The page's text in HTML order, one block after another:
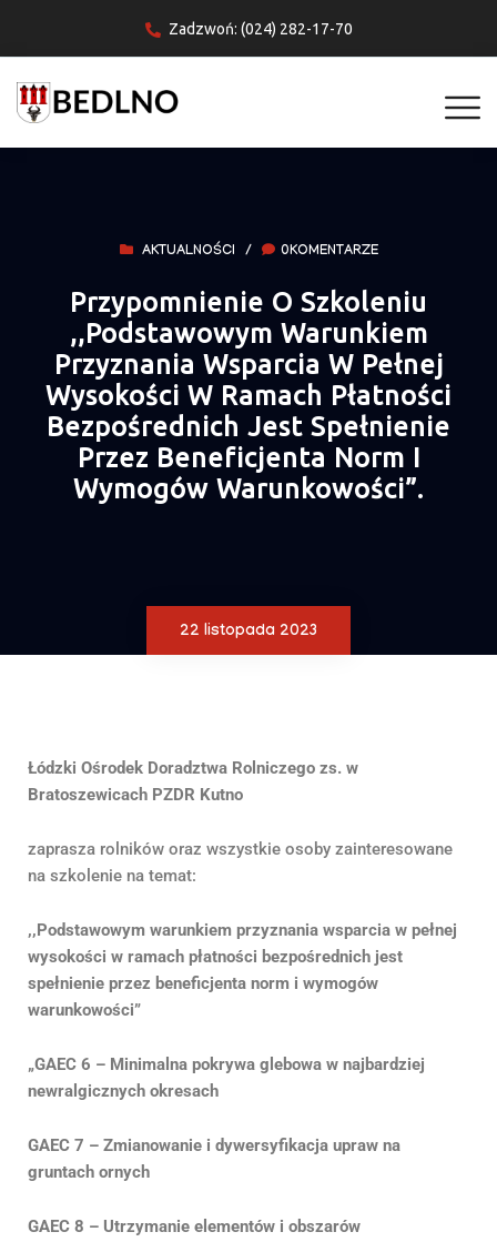
Zadzwoń: (024) 282-17-70
AKTUALNOŚCI / 0KOMENTARZE
Przypomnienie O Szkoleniu
,,Podstawowym Warunkiem
Przyznania Wsparcia W Pełnej
Wysokości W Ramach Płatności
Bezpośrednich Jest Spełnienie
Przez Beneficjenta Norm I
Wymogów Warunkowości”.
22 listopada 2023
Łódzki Ośrodek Doradztwa Rolniczego zs. w
Bratoszewicach PZDR Kutno
zaprasza rolników oraz wszystkie osoby zainteresowane
na szkolenie na temat:
,,Podstawowym warunkiem przyznania wsparcia w pełnej
wysokości w ramach płatności bezpośrednich jest
spełnienie przez beneficjenta norm i wymogów
warunkowości”
„GAEC 6 – Minimalna pokrywa glebowa w najbardziej
newralgicznych okresach
GAEC 7 – Zmianowanie i dywersyfikacja upraw na
gruntach ornych
GAEC 8 – Utrzymanie elementów i obszarów